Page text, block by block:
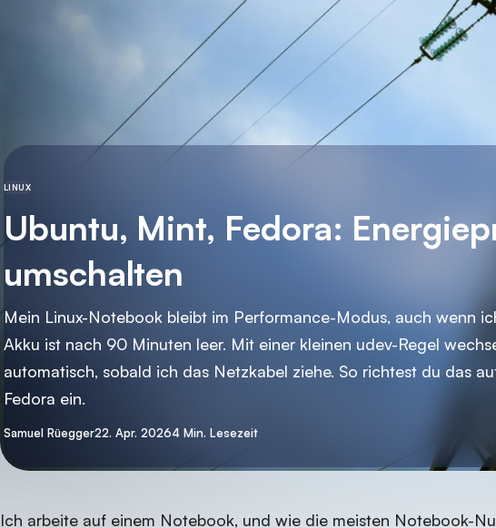
LINUX
Ubuntu, Mint, Fedora:
umschalten
Mein Linux-Notebook bleibt im Performance-Modus, auch wenn
Akku ist nach 90 Minuten leer. Mit einer kleinen udev-Regel
automatisch, sobald ich das Netzkabel ziehe. So richtest du das
Fedora ein.
Von
Samuel Rüegger22. Apr. 20264 Min. Lesezeit
Ich arbeite auf einem Notebook, und wie die meisten Notebook-